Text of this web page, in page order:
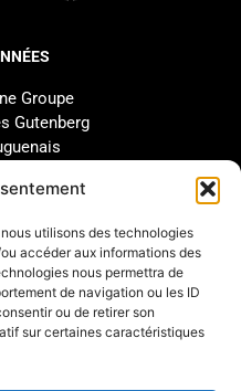
utilisons des technologies
accéder aux informations des
nous permettra de
de navigation ou les ID
ou de retirer son
sur certaines caractéristiques
Groupe
Gutenberg
66 64
SUPPORT
SAV
Étude et configuration